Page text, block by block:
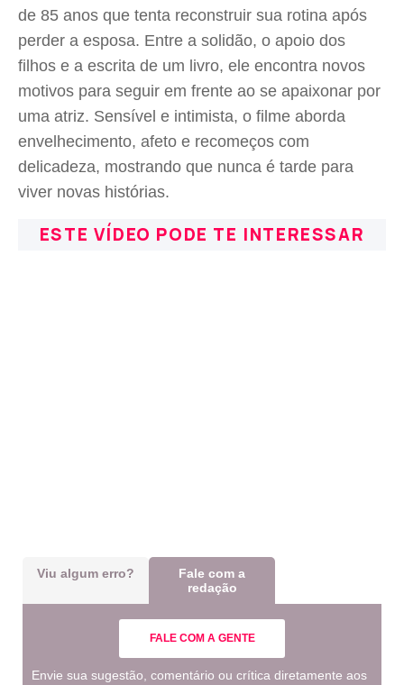
de 85 anos que tenta reconstruir sua rotina após
perder a esposa. Entre a solidão, o apoio dos
filhos e a escrita de um livro, ele encontra novos
motivos para seguir em frente ao se apaixonar por
uma atriz. Sensível e intimista, o filme aborda
envelhecimento, afeto e recomeços com
delicadeza, mostrando que nunca é tarde para
viver novas histórias.
ESTE VÍDEO PODE TE INTERESSAR
Viu algum erro?
Fale com a
redação
FALE COM A GENTE
Envie sua sugestão, comentário ou crítica diretamente aos